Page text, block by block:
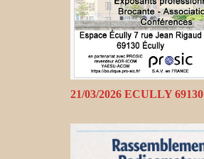
21/03/2026 ECULLY 69130